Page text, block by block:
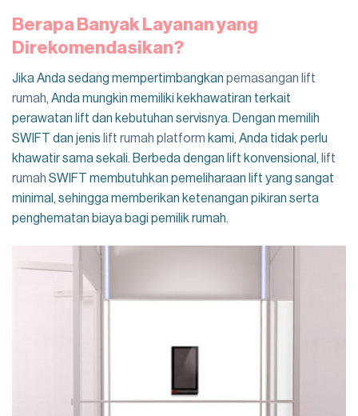
Berapa Banyak Layanan yang
Direkomendasikan?
Jika Anda sedang mempertimbangkan pemasangan lift
rumah, Anda mungkin memiliki kekhawatiran terkait
perawatan lift dan kebutuhan servisnya. Dengan memilih
SWIFT dan jenis lift rumah platform kami, Anda tidak perlu
khawatir sama sekali. Berbeda dengan lift konvensional, lift
rumah SWIFT membutuhkan pemeliharaan lift yang sangat
minimal, sehingga memberikan ketenangan pikiran serta
penghematan biaya bagi pemilik rumah.